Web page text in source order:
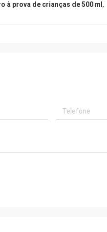
à prova de crianças de 500 ml ,